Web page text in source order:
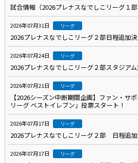
試合情報（2026プレナスなでしこリーグ１部
2026年07月31日 リーグ
2026プレナスなでしこリーグ２部日程追加
2026年07月24日 リーグ
2026プレナスなでしこリーグ２部スタジア
2026年07月21日 リーグ
【2026シーズン中断期間企画】ファン・サ
リーグ ベストイレブン」投票スタート！
2026年07月17日 リーグ
2026プレナスなでしこリーグ２部 日程追
2026年07月17日 リーグ